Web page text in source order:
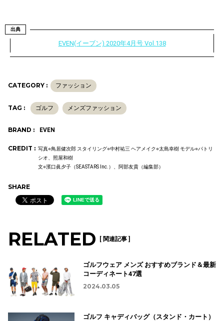
出典
EVEN(イーブン) 2020年4月号 Vol.138
CATEGORY : ファッション
TAG : ゴルフ メンズファッション
BRAND : EVEN
CREDIT : 写真○鳥居健次郎 スタイリング○中村祐三 ヘアメイク○太島幸樹 モデル○パトリ
シオ、照屋和樹
文○濱口眞夕子（SEASTARS Inc.）、阿部友貴（編集部）
SHARE
RELATED [ 関連記事 ]
ゴルフウェア メンズ おすすめブランド＆最新
コーディネート47選
2024.03.05
ゴルフ キャディバッグ（スタンド・カート）